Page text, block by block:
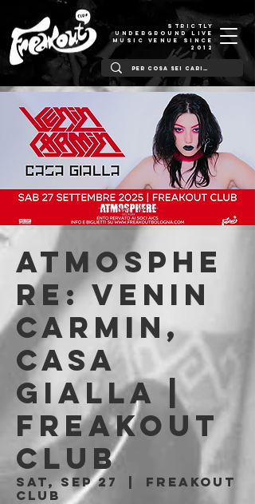
STRICTLY
UNDERGROUND LIVE
MUSIC VENUE SINCE
2012
Atmosphe
re: Venin
Carmin,
Casa
Gialla |
Freakout
Club
Sat, Sep 27
Freakout
Club